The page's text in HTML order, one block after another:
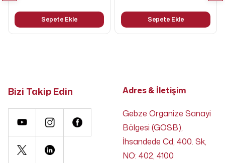
Sepete Ekle Sepete Ekle
Bizi Takip Edin Adres & İletişim
Gebze Organize Sanayi
Bölgesi (GOSB),
İhsandede Cd, 400. Sk,
NO: 402, 4100